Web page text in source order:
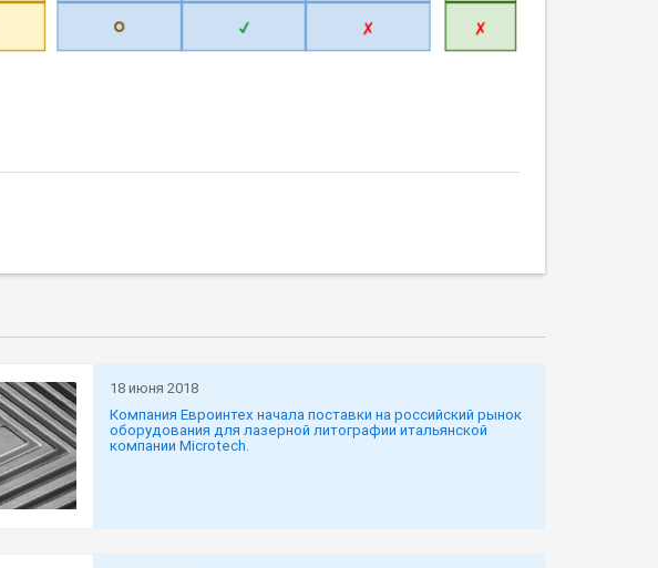
18 июня 2018
Компания Евроинтех начала поставки на российский рынок
оборудования для лазерной литографии итальянской
компании Microtech.